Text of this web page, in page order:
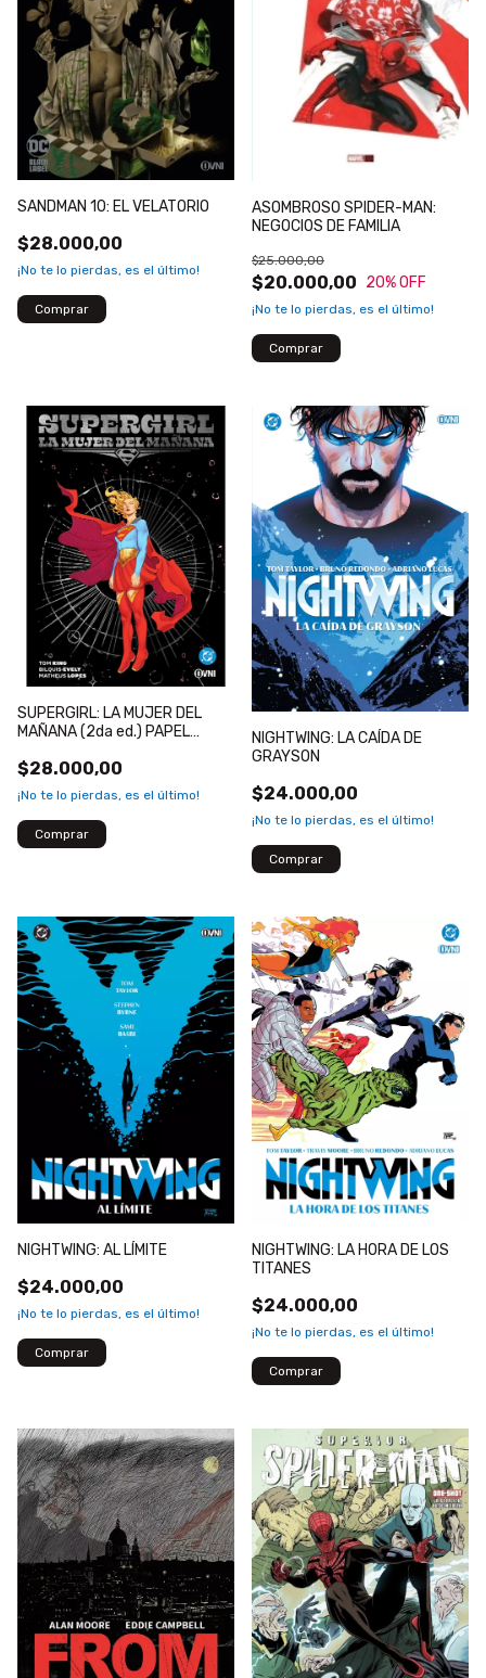
SANDMAN 10: EL VELATORIO
$28.000,00
¡No te lo pierdas, es el último!
ASOMBROSO SPIDER-MAN:
NEGOCIOS DE FAMILIA
$20.000,00
$25.000,00
20% OFF
¡No te lo pierdas, es el último!
SUPERGIRL: LA MUJER DEL
MAÑANA (2da ed.) PAPEL
$28.000,00
¡No te lo pierdas, es el último!
NIGHTWING: LA CAÍDA DE
GRAYSON
$24.000,00
¡No te lo pierdas, es el último!
NIGHTWING: AL LÍMITE
$24.000,00
¡No te lo pierdas, es el último!
NIGHTWING: LA HORA DE LOS
TITANES
$24.000,00
¡No te lo pierdas, es el último!